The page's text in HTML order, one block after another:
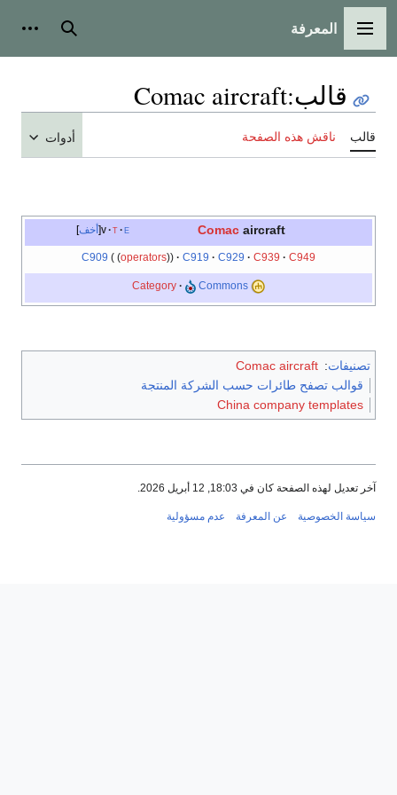
القائمة الرئيسية
المعرفة بحث
قالب:
Comac aircraft
قالب ناقش هذه الصفحة أدوات
أخف v t e Comac aircraft
C909 operators C919 C929 C939 C949
Category Commons
تصنيفات:
Comac aircraft
قوالب تصفح طائرات حسب الشركة المنتجة
China company templates
آخر تعديل لهذه الصفحة كان في 18:03, 12 أبريل 2026.
سياسة الخصوصية عن المعرفة عدم مسؤولية